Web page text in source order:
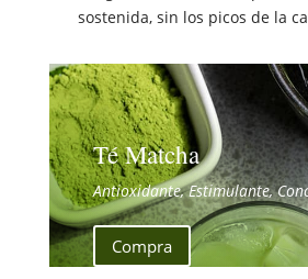
sostenida, sin los picos de la
Té Matcha
Antioxidante, Estimulante,
Compra